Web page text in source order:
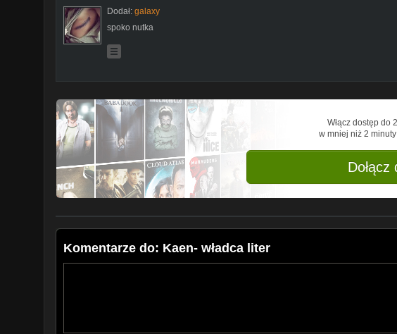
Dodał: galaxy
spoko nutka
Włącz dostęp do
w mniej niż 2
Komentarze do: Kaen- władca liter